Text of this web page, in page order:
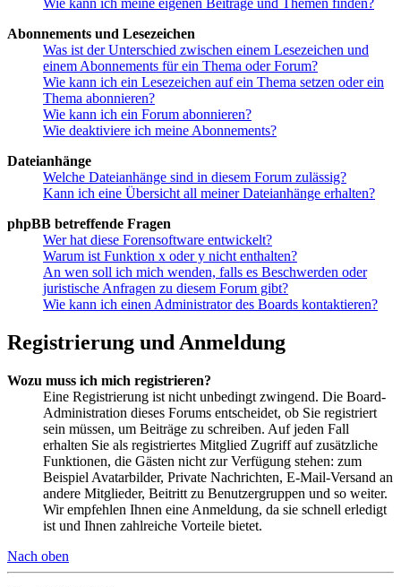
Wie kann ich meine eigenen Beiträge und Themen finden?
Abonnements und Lesezeichen
Was ist der Unterschied zwischen einem Lesezeichen und
einem Abonnements für ein Thema oder Forum?
Wie kann ich ein Lesezeichen auf ein Thema setzen oder ein
Thema abonnieren?
Wie kann ich ein Forum abonnieren?
Wie deaktiviere ich meine Abonnements?
Dateianhänge
Welche Dateianhänge sind in diesem Forum zulässig?
Kann ich eine Übersicht all meiner Dateianhänge erhalten?
phpBB betreffende Fragen
Wer hat diese Forensoftware entwickelt?
Warum ist Funktion x oder y nicht enthalten?
An wen soll ich mich wenden, falls es Beschwerden oder
juristische Anfragen zu diesem Forum gibt?
Wie kann ich einen Administrator des Boards kontaktieren?
Registrierung und Anmeldung
Wozu muss ich mich registrieren?
Eine Registrierung ist nicht unbedingt zwingend. Die Board-
Administration dieses Forums entscheidet, ob Sie registriert
sein müssen, um Beiträge zu schreiben. Auf jeden Fall
erhalten Sie als registriertes Mitglied Zugriff auf zusätzliche
Funktionen, die Gästen nicht zur Verfügung stehen: zum
Beispiel Avatarbilder, Private Nachrichten, E-Mail-Versand an
andere Mitglieder, Beitritt zu Benutzergruppen und so weiter.
Wir empfehlen Ihnen eine Anmeldung, da sie schnell erledigt
ist und Ihnen zahlreiche Vorteile bietet.
Nach oben